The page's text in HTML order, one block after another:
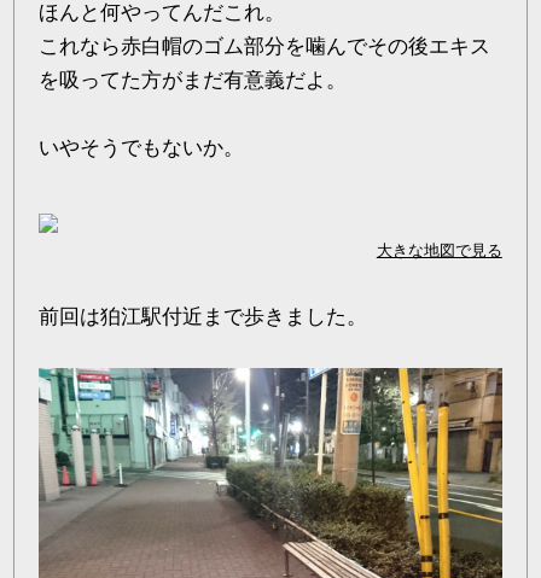
ほんと何やってんだこれ。
これなら赤白帽のゴム部分を噛んでその後エキス
を吸ってた方がまだ有意義だよ。
いやそうでもないか。
大きな地図で見る
前回は狛江駅付近まで歩きました。